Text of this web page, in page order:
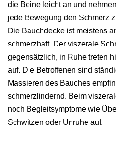
die Beine leicht an und
jede Bewegung den Schmerz
Die Bauchdecke ist meistens
schmerzhaft. Der viszerale
gegensätzlich, in Ruhe treten
auf. Die Betroffenen sind
Massieren des Bauches
schmerzlindernd. Beim
noch Begleitsymptome wie
Schwitzen oder Unruhe auf.